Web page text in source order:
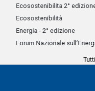
Ecosostenibilita 2°
Ecosostenibilità
Energia - 2° edizione
Forum Nazionale